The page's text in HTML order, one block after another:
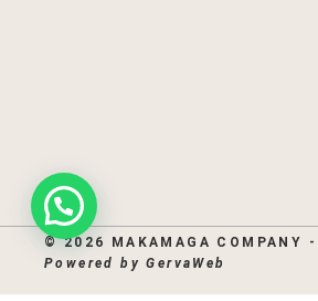
© 2026 MAKAMAGA COMPANY
Powered byGervaWeb